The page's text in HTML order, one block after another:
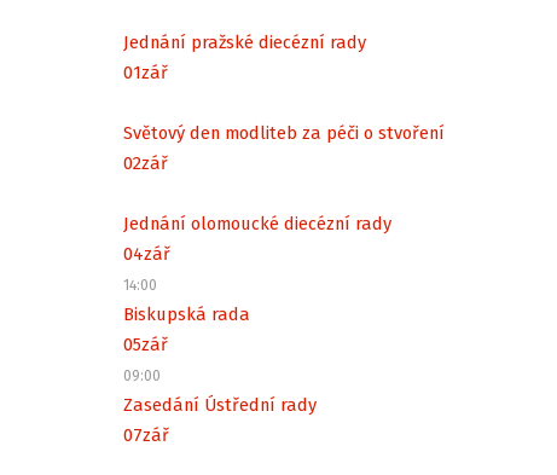
Jednání pražské diecézní rady
01zář
Světový den modliteb za péči o stvoření
02zář
Jednání olomoucké diecézní rady
04zář
14:00
Biskupská rada
05zář
09:00
Zasedání Ústřední rady
07zář